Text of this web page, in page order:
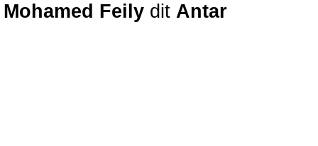
Mohamed Feily dit Antar